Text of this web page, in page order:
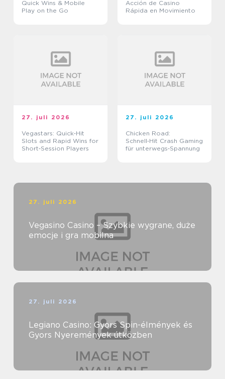
Quick Wins & Mobile
Play on the Go
Acción de Casino
Rápida en Movimiento
27. juli 2026
Vegastars: Quick‑Hit
Slots and Rapid Wins for
Short‑Session Players
27. juli 2026
Chicken Road:
Schnell‑Hit Crash Gaming
für unterwegs‑Spannung
27. juli 2026
Vegasino Casino – Szybkie wygrane, duże
emocje i gra mobilna
27. juli 2026
Legiano Casino: Gyors Spin-élmények és
Gyors Nyeremények útközben